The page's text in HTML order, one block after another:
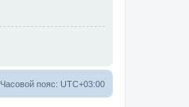
Часовой пояс: UTC+03:00